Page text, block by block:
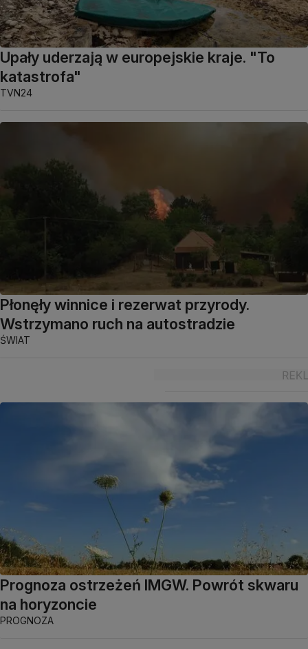
Upały uderzają w europejskie kraje. "To
katastrofa"
TVN24
Płonęły winnice i rezerwat przyrody.
Wstrzymano ruch na autostradzie
ŚWIAT
Prognoza ostrzeżeń IMGW. Powrót skwaru
na horyzoncie
PROGNOZA